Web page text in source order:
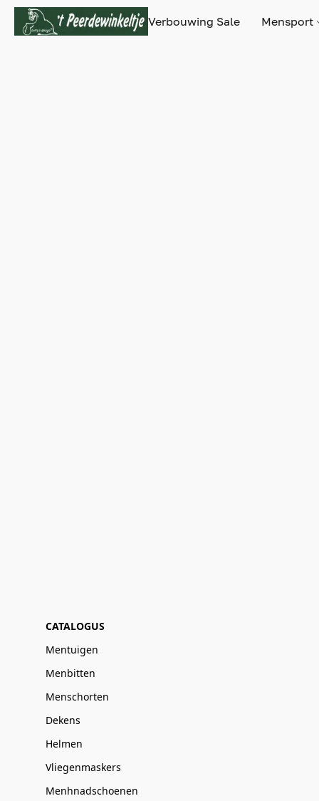
Verbouwing Sale Mensport
CATALOGUS
Mentuigen
Menbitten
Menschorten
Dekens
Helmen
Vliegenmaskers
Menhnadschoenen